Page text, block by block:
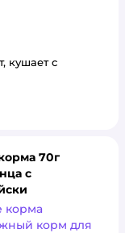
кушает с
70г
с
корма
корм для